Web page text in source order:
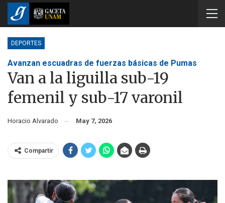
DEPORTES
Avanzan escuadras de fuerzas básicas de Pumas
Van a la liguilla sub-19
femenil y sub-17 varonil
Horacio Alvarado May 7, 2026
Compartir